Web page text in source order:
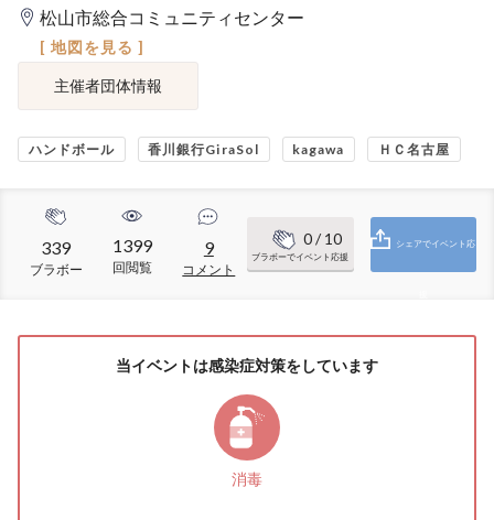
松山市総合コミュニティセンター
[ 地図を見る ]
主催者団体情報
ハンドボール 香川銀行GiraSol kagawa ＨＣ名古屋
339
ブラボー
1399
回閲覧
9
コメント
0/ 10
ブラボーでイベント応援
シェアでイベント応
当イベントは感染症対策をしています
消毒